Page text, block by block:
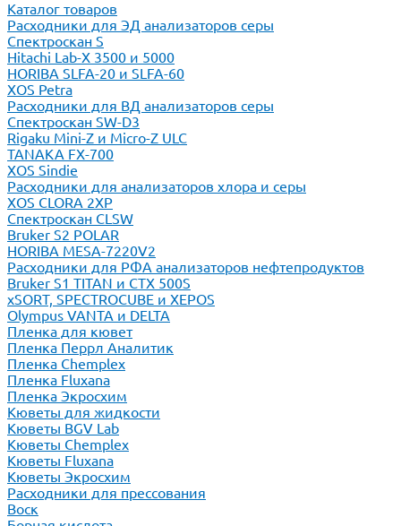
Каталог товаров
Расходники для ЭД анализаторов серы
Спектроскан S
Hitachi Lab-X 3500 и 5000
HORIBA SLFA-20 и SLFA-60
XOS Petra
Расходники для ВД анализаторов серы
Спектроскан SW-D3
Rigaku Mini-Z и Micro-Z ULC
TANAKA FX-700
XOS Sindie
Расходники для анализаторов хлора и серы
XOS CLORA 2XP
Спектроскан CLSW
Bruker S2 POLAR
HORIBA MESA-7220V2
Расходники для РФА анализаторов нефтепродуктов
Bruker S1 TITAN и CTX 500S
xSORT, SPECTROCUBE и XEPOS
Olympus VANTA и DELTA
Пленка для кювет
Пленка Перрл Аналитик
Пленка Chemplex
Пленка Fluxana
Пленка Экросхим
Кюветы для жидкости
Кюветы BGV Lab
Кюветы Chemplex
Кюветы Fluxana
Кюветы Экросхим
Расходники для прессования
Воск